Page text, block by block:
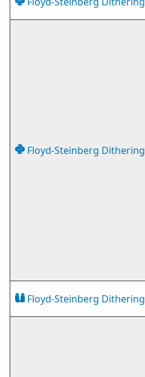
Floyd-Steinberg Dithering
Floyd-Steinberg Dithering